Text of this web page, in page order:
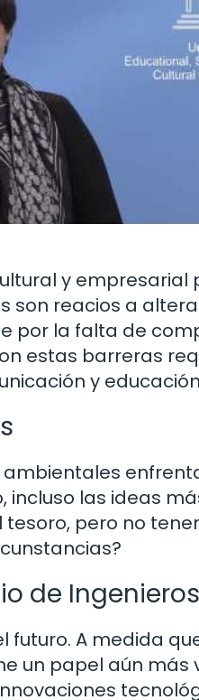
y
son reacios a
por la falta de
estas barreras
y
incluso las ideas
pero no
de
futuro. A medida
un papel aún